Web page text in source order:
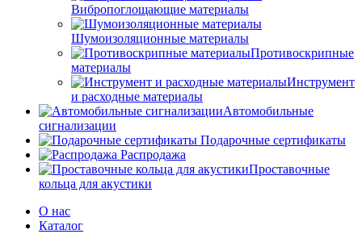
Вибропоглощающие материалы
Шумоизоляционные материалы
Противоскрипные
материалы
Инструмент
и расходные материалы
Автомобильные
сигнализации
Подарочные сертификаты
Распродажа
Проставочные
кольца для акустики
О нас
Каталог